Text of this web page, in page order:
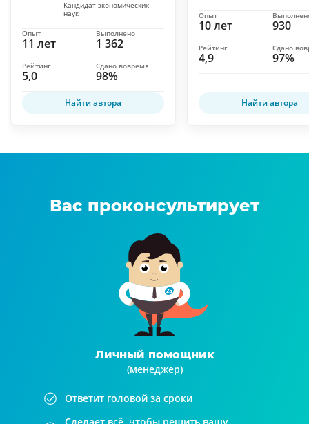
Кандидат экономических
наук
11 лет
Опыт
1 362
Выполнено
5,0
Рейтинг
98%
Сдано вовремя
Найти автора
10 лет
Опыт
930
4,9
Рейтинг
97%
Сдано
Найти автора
Вас проконсультирует
Личный помощник
(менеджер)
Ответит головой за сроки